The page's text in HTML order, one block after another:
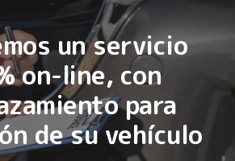
un servicio
on-line, con
para
de su vehículo